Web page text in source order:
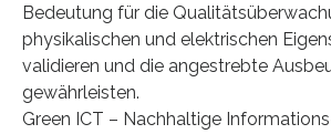
Bedeutung für die
physikalischen und elektrischen
validieren und die angestrebte
gewährleisten.
Green ICT – Nachhaltige